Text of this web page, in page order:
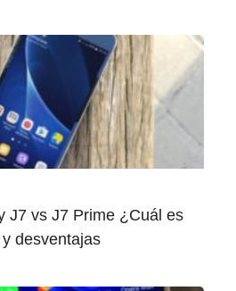
J7 vs J7 Prime ¿Cuál es
desventajas